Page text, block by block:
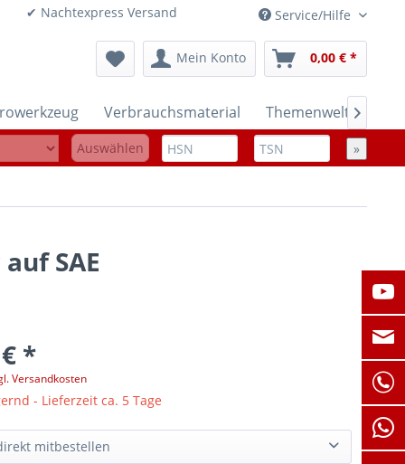
✔ Nachtexpress Versand Service/Hilfe
Mein Konto 0,00 € *
Verbrauchsmaterial Themenwelten

Auswählen »
SAE
*
Versandkosten
- Lieferzeit ca. 5 Tage
mitbestellen